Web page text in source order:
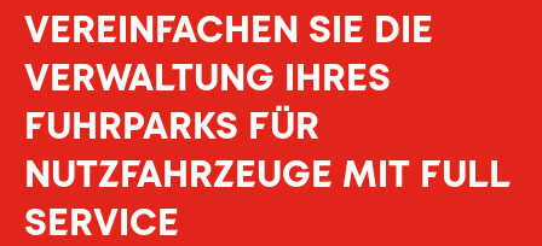
VEREINFACHEN SIE DIE
VERWALTUNG IHRES
FUHRPARKS FÜR
NUTZFAHRZEUGE MIT FULL
SERVICE